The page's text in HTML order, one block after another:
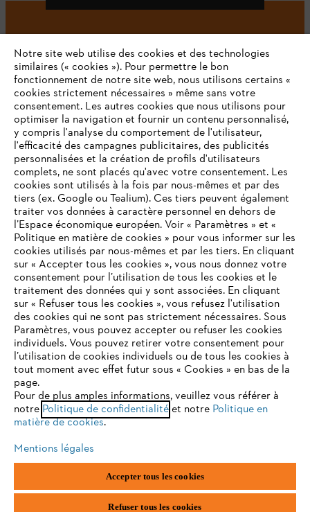
#STIHL
L'Entreprise
STIHL FAQ
Contact
Politique de protection des données
Mentions légales Utilisation des cookies
ANDREAS STIHL NV, Veurtstraat 117, 2870 Puurs-Sint-Amands,
België/Belgique
VAT Number: BE 0427.714.768
VOTRE NAVIGATEUR INTERNET
N'EST PLUS PRIS EN CHARGE
Vous utilisez un navigateur Internet que nous ne prenons plus
en charge, et certaines fonctionnalités de notre site ne
peuvent fonctionner correctement. Pour une utilisation
optimale de notre site, nous vous recommandons de passer à
l'un des navigateurs suivants :
firefox chrome
edge
Notre site web utilise des cookies et des technologies
similaires (« cookies »). Pour permettre le bon
fonctionnement de notre site web, nous utilisons certains «
cookies strictement nécessaires » même sans votre
consentement. Les autres cookies que nous utilisons pour
optimiser la navigation et fournir un contenu personnalisé,
y compris l'analyse du comportement de l'utilisateur,
l'efficacité des campagnes publicitaires, des publicités
personnalisées et la création de profils d'utilisateurs
complets, ne sont placés qu'avec votre consentement. Les
cookies sont utilisés à la fois par nous-mêmes et par des
tiers (ex. Google ou Tealium). Ces tiers peuvent également
traiter vos données à caractère personnel en dehors de
l’Espace économique européen. Voir « Paramètres » et «
Politique en matière de cookies » pour vous informer sur les
cookies utilisés par nous-mêmes et par les tiers. En cliquant
sur « Accepter tous les cookies », vous nous donnez votre
consentement pour l’utilisation de tous les cookies et le
traitement des données qui y sont associées. En cliquant
sur « Refuser tous les cookies », vous refusez l'utilisation
des cookies qui ne sont pas strictement nécessaires. Sous
Paramètres, vous pouvez accepter ou refuser les cookies
individuels. Vous pouvez retirer votre consentement pour
l’utilisation de cookies individuels ou de tous les cookies à
tout moment avec effet futur sous « Cookies » en bas de la
page.
Pour de plus amples informations, veuillez vous référer à
notre Politique de confidentialitéet notre Politique en
matière de cookies.
Mentions légales
Accepter tous les cookies
Refuser tous les cookies